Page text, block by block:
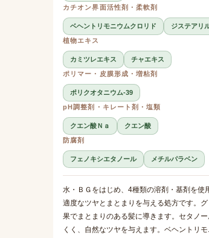
カチオン界面活性剤・柔軟剤
ベヘントリモニウムクロリド
ジステアリ
植物エキス
カミツレエキス
チャエキス
ポリマー・皮膜形成・増粘剤
ポリクオタニウム-39
pH調整剤・キレート剤・塩類
クエン酸Ｎａ
クエン酸
防腐剤
フェノキシエタノール メチルパラベン
水・ＢＧをはじめ、4種類の溶剤・基剤を使
適度なツヤとまとまりを与える処方です。
果でまとまりのある髪に導きます。セタノ
くく、自然なツヤを与えます。ベヘントリ